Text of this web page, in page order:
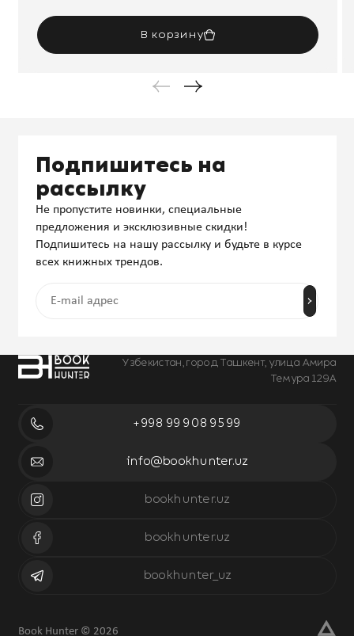
В корзину
Узбекистан, город Ташкент, улица Амира
Темура 129А
+998 99 908 95 99
info@bookhunter.uz
bookhunter.uz
bookhunter.uz
bookhunter_uz
Подпишитесь на
рассылку
Не пропустите новинки, специальные
предложения и эксклюзивные скидки!
Подпишитесь на нашу рассылку и будьте в курсе
всех книжных трендов.
Book Hunter © 2026